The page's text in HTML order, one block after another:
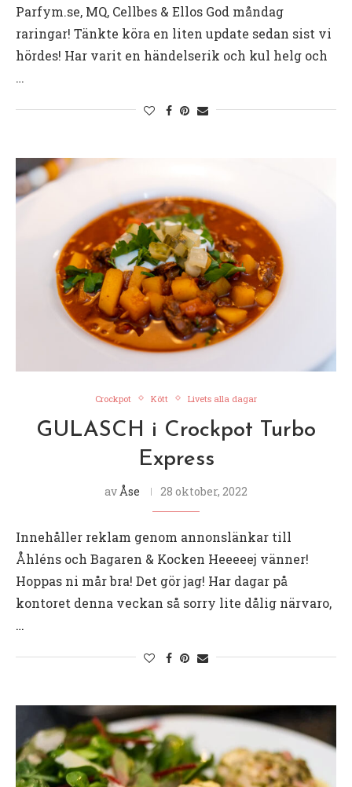
Parfym.se, MQ, Cellbes & Ellos God måndag
raringar! Tänkte köra en liten update sedan sist vi
hördes! Har varit en händelserik och kul helg och
…
Crockpot Kött Livets alla dagar
GULASCH i Crockpot Turbo
Express
av Åse 28 oktober, 2022
Innehåller reklam genom annonslänkar till
Åhléns och Bagaren & Kocken Heeeeej vänner!
Hoppas ni mår bra! Det gör jag! Har dagar på
kontoret denna veckan så sorry lite dålig närvaro,
…